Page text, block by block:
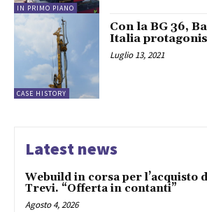
IN PRIMO PIANO
CASE HISTORY
Con la BG 36,
Italia
Luglio 13, 2021
Latest news
Webuild in corsa per l’acquisto
Trevi. “Offerta in contanti”
Agosto 4, 2026